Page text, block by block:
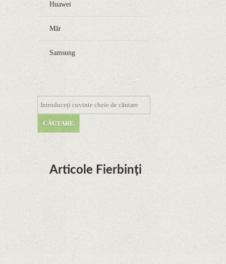
Huawei
Măr
Samsung
Articole Fierbinți
Dota Anime venind la Netflix în această lună de
la Legenda Korra Studio Mir
Curtea Supremă reglementează în favoarea
Google în Oracle Java Fight